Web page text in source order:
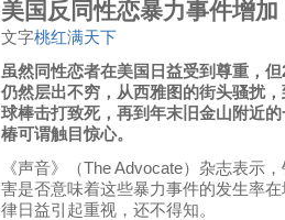
美国反同性恋暴力事件增加
文字桃红满天下
虽然同性恋者在美国日益受到尊重，
仍然层出不穷，从西雅图的街头骚扰
球棒击打致死，再到年末旧金山附近
椿可谓触目惊心。
《声音》（The Advocate）杂志表示
害是否意味着这些暴力事件的发生率
律日益引起重视，还不得知。